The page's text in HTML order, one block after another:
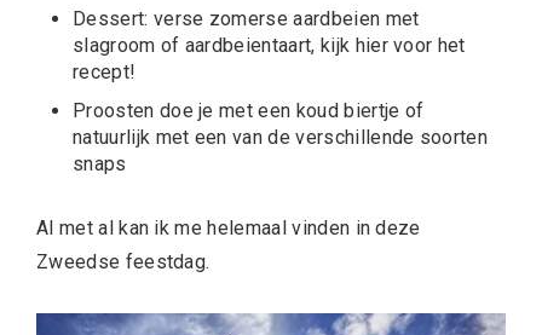
Dessert: verse zomerse aardbeien met
slagroom of aardbeientaart, kijk hier voor het
recept!
Proosten doe je met een koud biertje of
natuurlijk met een van de verschillende soorten
snaps
Al met al kan ik me helemaal vinden in deze
Zweedse feestdag.